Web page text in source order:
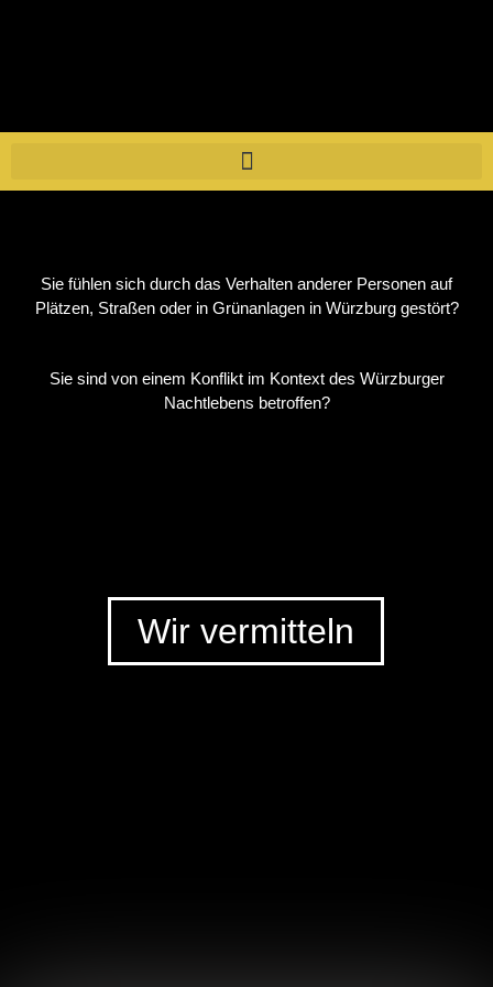
Sie fühlen sich durch das Verhalten anderer Personen auf
Plätzen, Straßen oder in Grünanlagen in Würzburg gestört?
Sie sind von einem Konflikt im Kontext des Würzburger
Nachtlebens betroffen?
Wir vermitteln